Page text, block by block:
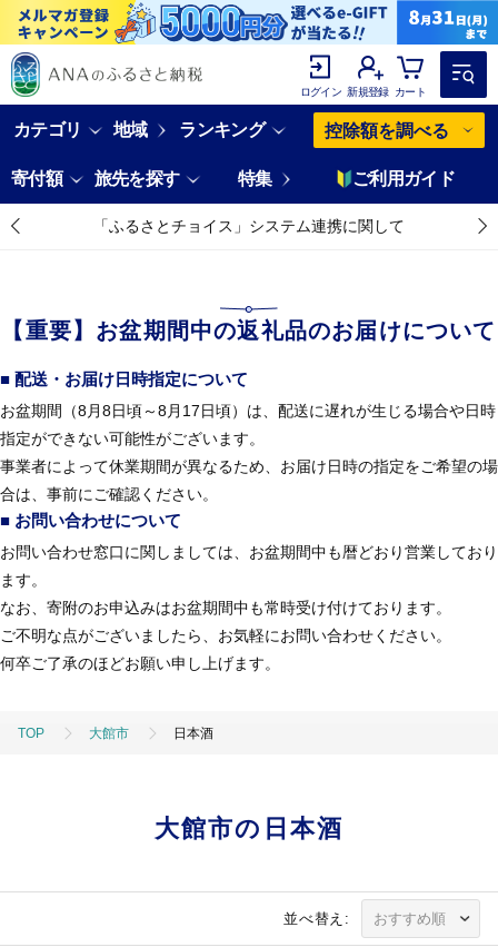
ログイン 新規登録 カート
カテゴリ 地域 ランキング 控除額を調べる
寄付額 旅先を探す 特集 ご利用ガイド
「ふるさとチョイス」システム連携に関して
【重要】お盆期間中の返礼品のお届けについて
■ 配送・お届け日時指定について
お盆期間（8月8日頃～8月17日頃）は、配送に遅れが生じる場合や日時
指定ができない可能性がございます。
事業者によって休業期間が異なるため、お届け日時の指定をご希望の場
合は、事前にご確認ください。
■ お問い合わせについて
お問い合わせ窓口に関しましては、お盆期間中も暦どおり営業しており
ます。
なお、寄附のお申込みはお盆期間中も常時受け付けております。
ご不明な点がございましたら、お気軽にお問い合わせください。
何卒ご了承のほどお願い申し上げます。
TOP 大館市 日本酒
大館市の日本酒
並べ替え: